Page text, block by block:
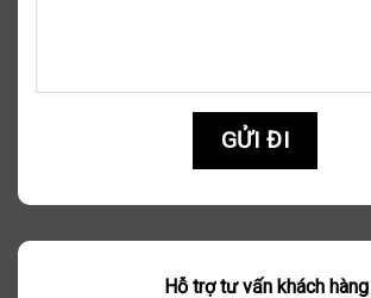
Hỗ trợ tư vấn khách hàng